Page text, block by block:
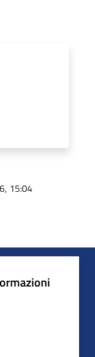
15:04